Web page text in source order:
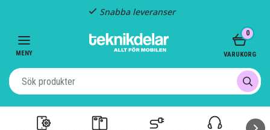
Snabba leveranser
MENY
0
VARUKORG